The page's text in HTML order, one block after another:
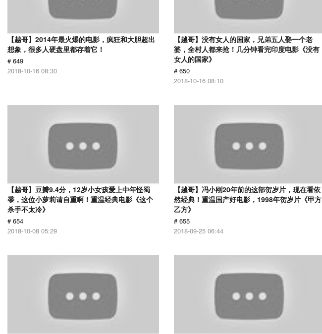
【越哥】2014年最火爆的电影，疯狂和大胆超出
想象，很多人硬盘里都存着它！
# 649
2018-10-16 08:30
【越哥】没有女人的国家，兄弟五人娶一个老
婆，全村人都来抢！几分钟看完印度电影《没有
女人的国家》
# 650
2018-10-16 08:10
【越哥】豆瓣9.4分，12岁小女孩爱上中年怪蜀
黍，这位小萝莉请自重啊！重温经典电影《这个
杀手不太冷》
# 654
2018-10-08 05:29
【越哥】冯小刚20年前的这部贺岁片，现在看依
然经典！重温国产好电影，1998年贺岁片《甲方
乙方》
# 655
2018-09-25 06:44